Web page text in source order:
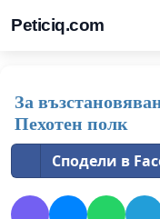
Peticiq.com
За
Пехотен полк
Сподели в